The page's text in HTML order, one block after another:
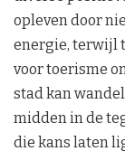
opleven door
energie, terwijl
voor toerisme
stad kan
midden in de
die kans laten